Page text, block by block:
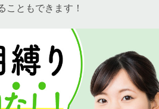
こともできます！